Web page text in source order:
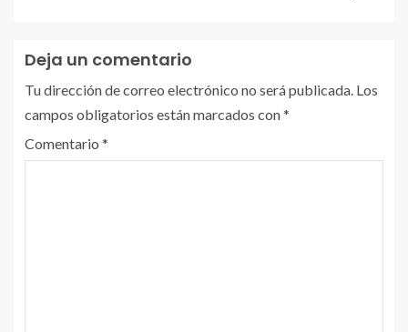
Deja un comentario
Tu dirección de correo electrónico no será publicada. Los
campos obligatorios están marcados con*
Comentario *